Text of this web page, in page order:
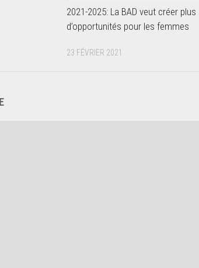
2021-2025: La BAD veut créer plus
d’opportunités pour les femmes
23 FÉVRIER 2021